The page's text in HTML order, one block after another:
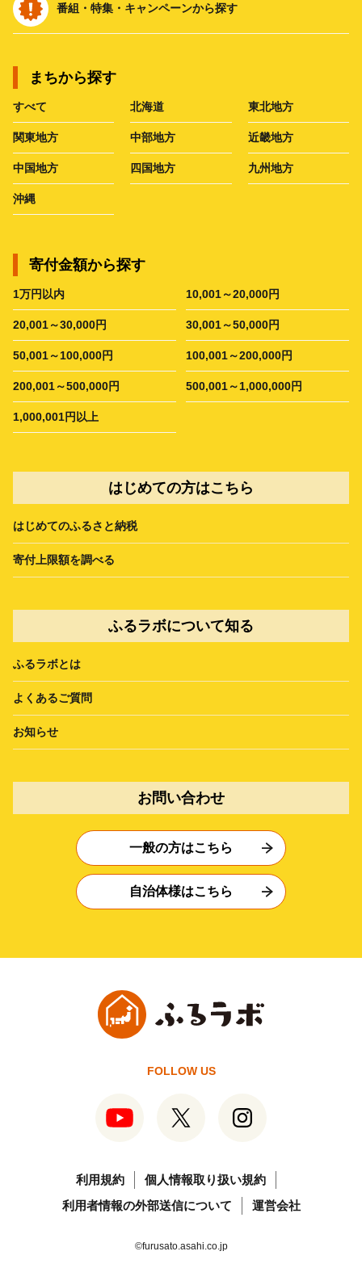
番組・特集・キャンペーンから探す
まちから探す
すべて 北海道 東北地方
関東地方 中部地方 近畿地方
中国地方 四国地方 九州地方
沖縄
寄付金額から探す
1万円以内 10,001～20,000円
20,001～30,000円 30,001～50,000円
50,001～100,000円 100,001～200,000円
200,001～500,000円 500,001～1,000,000円
1,000,001円以上
はじめての方はこちら
はじめてのふるさと納税
寄付上限額を調べる
ふるラボについて知る
ふるラボとは
よくあるご質問
お知らせ
お問い合わせ
一般の方はこちら
自治体様はこちら
FOLLOW US
利用規約
個人情報取り扱い規約
利用者情報の外部送信について
運営会社
©furusato.asahi.co.jp